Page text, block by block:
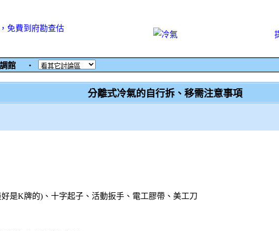
免費到府勘查估
調館 ‧
分離式冷氣的自行拆、移需注意事項
是K牌的)、十字起子、活動扳手、電工膠帶、美工刀